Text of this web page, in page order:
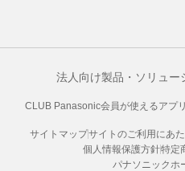
法人向け製品・ソリュー
CLUB Panasonic会員が使えるアプ
サイトマップサイトのご利用にあ
個人情報保護方針特定
パナソニックホ